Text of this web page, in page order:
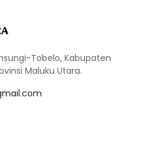
Tobelo, Kabupaten
Maluku Utara.